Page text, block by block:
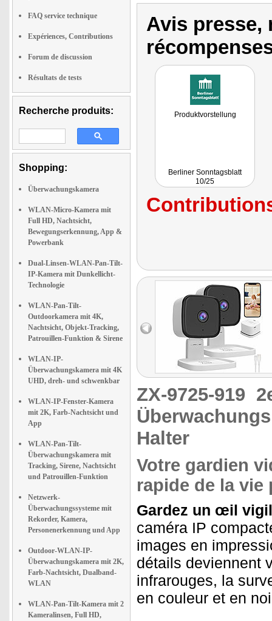
FAQ service technique
Expériences, Contributions
Forum de discussion
Résultats de tests
Recherche produits:
Shopping:
Überwachungskamera
WLAN-Micro-Kamera mit
Full HD, Nachtsicht,
Bewegungserkennung, App &
Powerbank
Dual-Linsen-WLAN-Pan-Tilt-
IP-Kamera mit Dunkellicht-
Technologie
WLAN-Pan-Tilt-
Outdoorkamera mit 4K,
Nachtsicht, Objekt-Tracking,
Patrouillen-Funktion & Sirene
WLAN-IP-
Überwachungskamera mit 4K
UHD, dreh- und schwenkbar
WLAN-IP-Fenster-Kamera
mit 2K, Farb-Nachtsicht und
App
WLAN-Pan-Tilt-
Überwachungskamera mit
Tracking, Sirene, Nachtsicht
und Patrouillen-Funktion
Netzwerk-
Überwachungssysteme mit
Rekorder, Kamera,
Personenerkennung und App
Outdoor-WLAN-IP-
Überwachungskamera mit 2K,
Farb-Nachtsicht, Dualband-
WLAN
WLAN-Pan-Tilt-Kamera mit 2
Kameralinsen, Full HD,
Avis presse,
Produktvorstellung
Berliner Sonntagsblatt
10/25
ZX-9725-919
Halter
Votre gardien
rapide de la vie
Gardez un œil
caméra IP
images en
détails deviennent
infrarouges, la
en couleur et en